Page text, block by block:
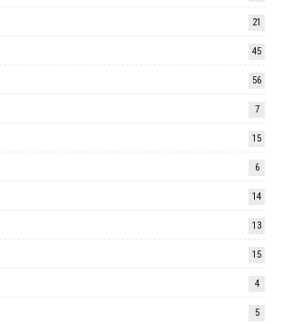
21
45
56
7
15
6
14
13
15
4
5